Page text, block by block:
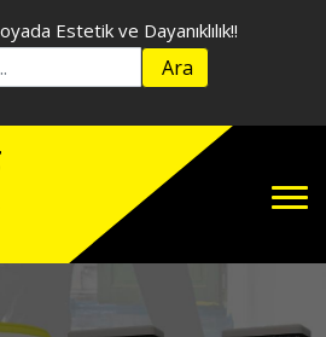
Estetik ve Dayanıklılık!!
Ara